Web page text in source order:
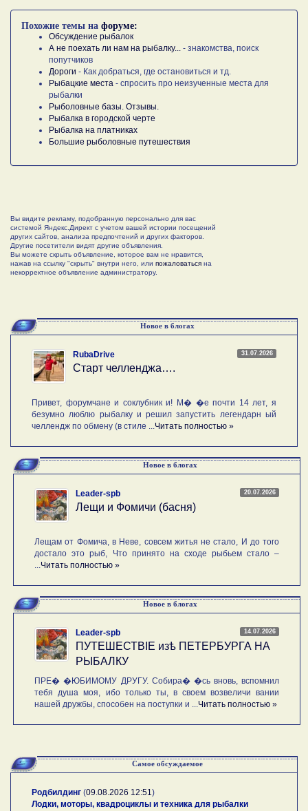
Похожие темы на форуме:
Обсуждение рыбалок
А не поехать ли нам на рыбалку... - знакомства, поиск
попутчиков
Дороги - Как добраться, где остановиться и тд.
Рыбацкие места - спросить про неизученные места для
рыбалки
Рыболовные базы. Отзывы.
Рыбалка в городской черте
Рыбалка на платниках
Большие рыболовные путешествия
Вы видите рекламу, подобранную персонально для вас
системой Яндекс.Директ с учетом вашей истории посещений
других сайтов, анализа предпочтений и других факторов.
Другие посетители видят другие объявления.
Вы можете скрыть объявление, которое вам не нравится,
нажав на ссылку "скрыть" внутри него, или пожаловаться на
некорректное объявление администратору.
Новое в блогах
31.07.2026
RubaDrive
Старт челленджа….
Привет, форумчане и соклубник и! М� �е почти 14 лет, я
безумно люблю рыбалку и решил запустить легендарн ый
челлендж по обмену (в стиле ...Читать полностью »
Новое в блогах
20.07.2026
Leader-spb
Лещи и Фомичи (басня)
Лещам от Фомича, в Неве, совсем житья не стало, И до того
достало это рыб, Что принято на сходе рыбьем стало –
...Читать полностью »
Новое в блогах
14.07.2026
Leader-spb
ПУТЕШЕСТВIE изѣ ПЕТЕРБУРГА НА
РЫБАЛКУ
ПРЕ� �ЮБИМОМУ ДРУГУ. Собира� �сь вновь, вспомнил
тебя душа моя, ибо только ты, в своем возвеличи вании
нашей дружбы, способен на поступки и ...Читать полностью »
Самое обсуждаемое
Родбилдинг (09.08.2026 12:51)
Лодки, моторы, квадроциклы и техника для рыбалки